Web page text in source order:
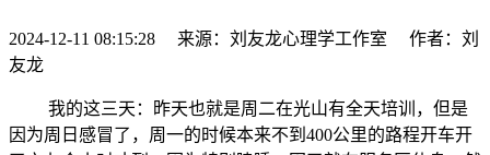
2024-12-11 08:15:28 来源：刘友龙心理学工作室 作者：刘
友龙
我的这三天：昨天也就是周二在光山有全天培训，但是
因为周日感冒了，周一的时候本来不到400公里的路程开车开